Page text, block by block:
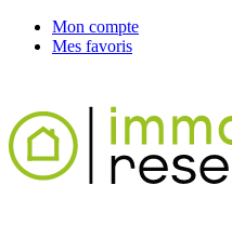
Mon compte
Mes favoris